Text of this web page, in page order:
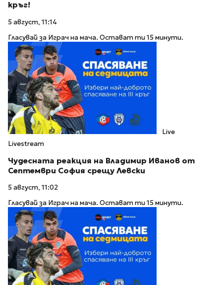
кръг!
5 август, 11:14
Гласувай за Играч на мача. Остават ти 15 минути.
Live
Livestream
Чудесната реакция на Владимир Иванов от
Септември София срещу Левски
5 август, 11:02
Гласувай за Играч на мача. Остават ти 15 минути.